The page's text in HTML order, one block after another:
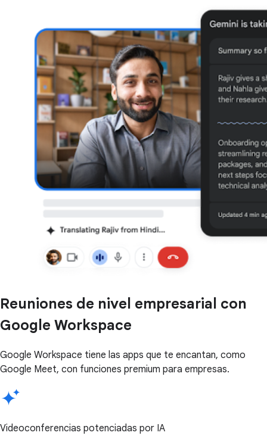
Reuniones de nivel empresarial con
Google Workspace
Google Workspace tiene las apps que te encantan, como
Google Meet, con funciones premium para empresas.
Videoconferencias potenciadas por IA